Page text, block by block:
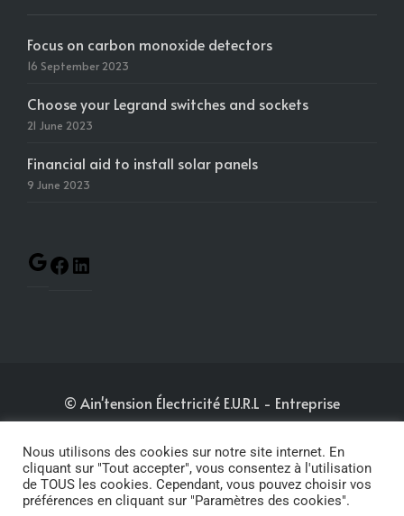
Focus on carbon monoxide detectors
16 September 2023
Choose your Legrand switches and sockets
21 June 2023
Financial aid to install solar panels
9 June 2023
© Ain'tension Électricité E.U.R.L - Entreprise
immatriculée au RCS de Bourg-en-Bresse sous le
N°880 148 580-
Mentions légales-Politique de confidentialité-
Conditions générales de vente
Nous utilisons des cookies sur notre site internet. En
cliquant sur "Tout accepter", vous consentez à l'utilisation
de TOUS les cookies. Cependant, vous pouvez choisir vos
préférences en cliquant sur "Paramètres des cookies".